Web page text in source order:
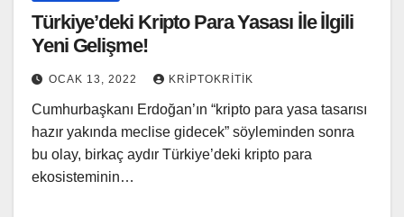
Türkiye’deki Kripto Para Yasası İle İlgili
Yeni Gelişme!
OCAK 13, 2022 KRIPTOKRITIK
Cumhurbaşkanı Erdoğan’ın “kripto para yasa tasarısı
hazır yakında meclise gidecek” söyleminden sonra
bu olay, birkaç aydır Türkiye’deki kripto para
ekosisteminin…